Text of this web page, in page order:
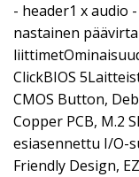
- header1 x audio
nastainen
ClickBIOS
CMOS Button,
Copper PCB, M.2
esiasennettu I/O-
Friendly Design,